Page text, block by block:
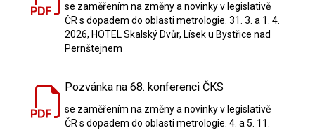
se zaměřením na změny a novinky v legislativě
ČR s dopadem do oblasti metrologie. 31. 3. a 1. 4.
2026, HOTEL Skalský Dvůr, Lísek u Bystřice nad
Pernštejnem
Pozvánka na 68. konferenci ČKS
se zaměřením na změny a novinky v legislativě
ČR s dopadem do oblasti metrologie. 4. a 5. 11.